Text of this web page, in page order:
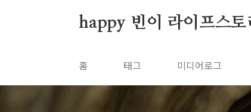
happy 빈이 라이프스토
홈 태그 미디어로그